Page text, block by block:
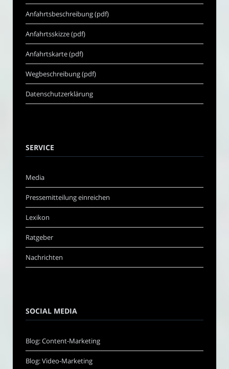
Anfahrtsbeschreibung (pdf)
Anfahrtsskizze (pdf)
Anfahrtskarte (pdf)
Wegbeschreibung (pdf)
Datenschutzerklärung
SERVICE
Media
Pressemitteilung einreichen
Lexikon
Ratgeber
Nachrichten
SOCIAL MEDIA
Blog: Content-Marketing
Blog: Video-Marketing